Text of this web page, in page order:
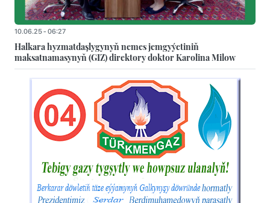
10.06.25 - 06:27
Halkara hyzmatdaşlygynyň nemes jemgyýetiniň
maksatnamasynyň (GIZ) direktory doktor Karolina Milow